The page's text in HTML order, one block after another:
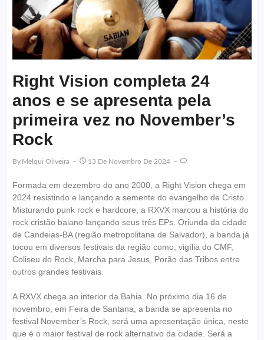
Right Vision completa 24
anos e se apresenta pela
primeira vez no November’s
Rock
By Melqui Oliveira 13 De Novembro De 2024
Formada em dezembro do ano 2000, a Right Vision chega em
2024 resistindo e lançando a semente do evangelho de Cristo.
Misturando punk rock e hardcore, a RXVX marcou a história do
rock cristão baiano lançando seus três EPs. Oriunda da cidade
de Candeias-BA (região metropolitana de Salvador), a banda já
tocou em diversos festivais da região como, vigília do CMF,
Coliseu do Rock, Marcha para Jesus, Porão das Tribos entre
outros grandes festivais.
A RXVX chega ao interior da Bahia. No próximo dia 16 de
novembro, em Feira de Santana, a banda se apresenta no
festival November’s Rock, será uma apresentação única, neste
que é o maior festival de rock alternativo da cidade. Será a